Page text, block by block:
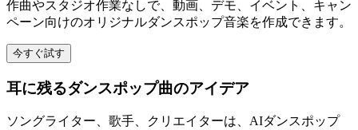
作曲やスタジオ作業なしで、動画、デモ、イベント、キャン
ペーン向けのオリジナルダンスポップ音楽を作成できます。
今すぐ試す
耳に残るダンスポップ曲のアイデア
ソングライター、歌手、クリエイターは、AIダンスポップ